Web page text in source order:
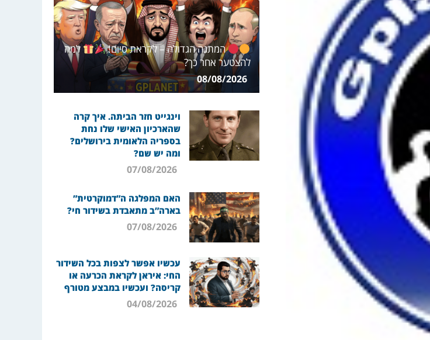
המתנה הגדולה – לקראת סיום!
למה
להצטער אחר כך?
08/08/2026
וינגייט חזר הביתה. איך קרה
שהארכיון האישי שלו נחת
בספריה הלאומית בירושלים?
ומה יש שם?
07/08/2026
האם המפלגה ה”דמוקרטית”
בארה”ב מתאבדת בשידור חי?
07/08/2026
עכשיו אפשר לצפות בכל השידור
החי: איראן לקראת הכרעה או
קריסה? ועכשיו במבצע מטורף
04/08/2026